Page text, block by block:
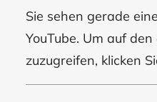
Sie sehen gerade
YouTube. Um auf
zuzugreifen, klicken